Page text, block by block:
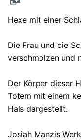
Hexe mit einer
Die Frau und die
verschmolzen und
Der Körper dieser
Totem mit einem
Hals dargestellt.
Josiah Manzis